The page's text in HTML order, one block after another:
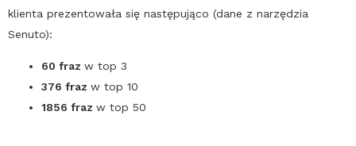
klienta prezentowała się następująco (dane z narzędzia
Senuto):
60 fraz w top 3
376 fraz w top 10
1856 fraz w top 50